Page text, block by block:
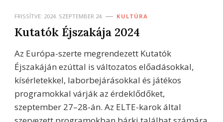
FRISSÍTVE: 2024. SZEPTEMBER 24. KULTÚRA
Kutatók Éjszakája 2024
Az Európa-szerte megrendezett Kutatók
Éjszakáján ezúttal is változatos előadásokkal,
kísérletekkel, laborbejárásokkal és játékos
programokkal várják az érdeklődőket,
szeptember 27–28-án. Az ELTE-karok által